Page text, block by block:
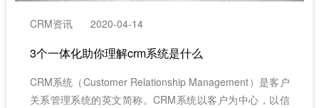
CRM资讯 2020-04-14
3个一体化助你理解crm系统是什么
CRM系统（Customer Relationship Management）是客户
关系管理系统的英文简称。CRM系统以客户为中心，以信